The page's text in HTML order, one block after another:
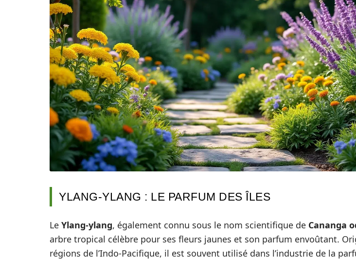
YLANG-YLANG : LE PARFUM DES ÎLES
Le Ylang-ylang, également connu sous le nom scientifique de Cananga
arbre tropical célèbre pour ses fleurs jaunes et son parfum envoûtant.
régions de l’Indo-Pacifique, il est souvent utilisé dans l’industrie de la